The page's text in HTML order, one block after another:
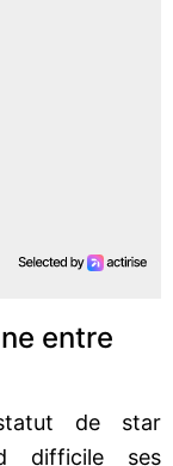
entre
de star
difficile ses